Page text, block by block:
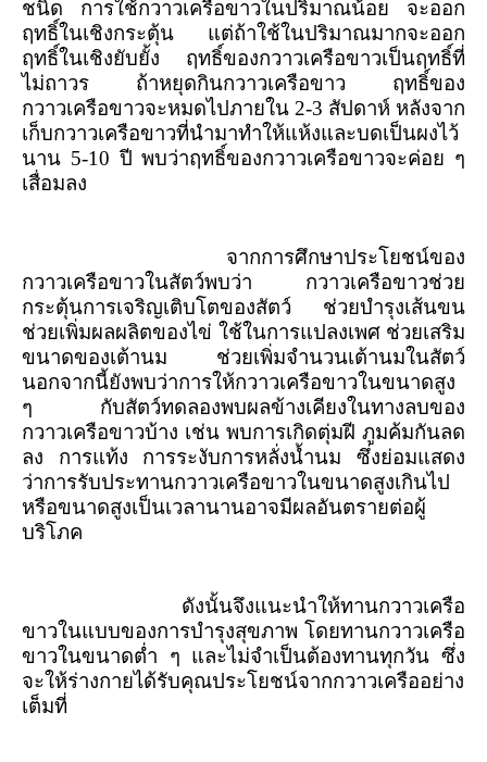
ชนิด การใช้กวาวเครือขาวในปริมาณน้อย จะออก
ฤทธิ์ในเชิงกระตุ้น แต่ถ้าใช้ในปริมาณมากจะออก
ฤทธิ์ในเชิงยับยั้ง ฤทธิ์ของกวาวเครือขาวเป็นฤทธิ์ที่
ไม่ถาวร ถ้าหยุดกินกวาวเครือขาว ฤทธิ์ของ
กวาวเครือขาวจะหมดไปภายใน 2-3 สัปดาห์ หลังจาก
เก็บกวาวเครือขาวที่นำมาทำให้แห้งและบดเป็นผงไว้
นาน 5-10 ปี พบว่าฤทธิ์ของกวาวเครือขาวจะค่อย ๆ
เสื่อมลง
จากการศึกษาประโยชน์ของ
กวาวเครือขาวในสัตว์พบว่า กวาวเครือขาวช่วย
กระตุ้นการเจริญเติบโตของสัตว์ ช่วยบำรุงเส้นขน
ช่วยเพิ่มผลผลิตของไข่ ใช้ในการแปลงเพศ ช่วยเสริม
ขนาดของเต้านม ช่วยเพิ่มจำนวนเต้านมในสัตว์
นอกจากนี้ยังพบว่าการให้กวาวเครือขาวในขนาดสูง
ๆ กับสัตว์ทดลองพบผลข้างเคียงในทางลบของ
กวาวเครือขาวบ้าง เช่น พบการเกิดตุ่มฝี ภูมค้มกันลด
ลง การแท้ง การระงับการหลั่งน้ำนม ซึ่งย่อมแสดง
ว่าการรับประทานกวาวเครือขาวในขนาดสูงเกินไป
หรือขนาดสูงเป็นเวลานานอาจมีผลอันตรายต่อผู้
บริโภค
ดังนั้นจึงแนะนำให้ทานกวาวเครือ
ขาวในแบบของการบำรุงสุขภาพ โดยทานกวาวเครือ
ขาวในขนาดต่ำ ๆ และไม่จำเป็นต้องทานทุกวัน ซึ่ง
จะให้ร่างกายได้รับคุณประโยชน์จากกวาวเครืออย่าง
เต็มที่